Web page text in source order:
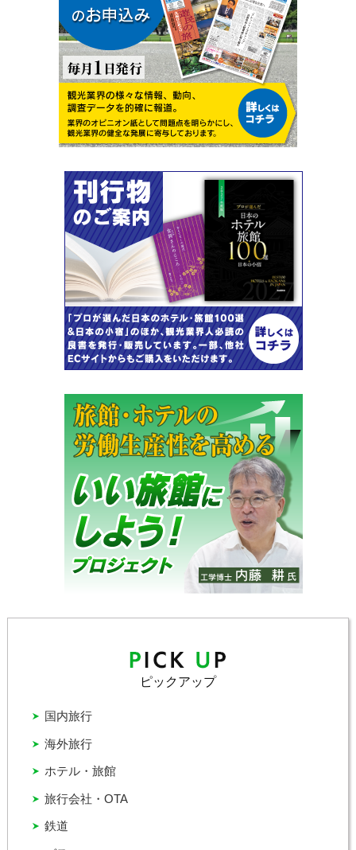
ピックアップ
ホテル・旅館
国内旅行
旅行会社・OTA
海外旅行
鉄道